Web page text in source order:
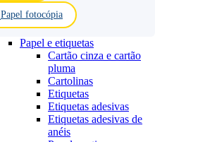
Papel fotocópia
Papel e etiquetas
Cartão cinza e cartão
pluma
Cartolinas
Etiquetas
Etiquetas adesivas
Etiquetas adesivas de
anéis